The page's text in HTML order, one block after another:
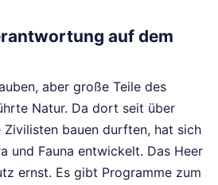
auf dem
aber große Teile des
Natur. Da dort seit über
Zivilisten bauen durften, hat sich
und Fauna entwickelt. Das Heer
ernst. Es gibt Programme zum